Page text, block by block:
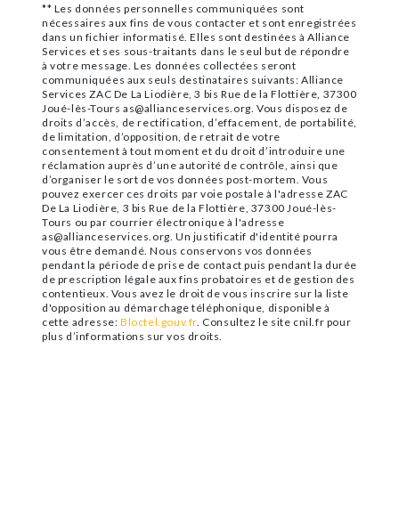
** Les données personnelles communiquées sont
nécessaires aux fins de vous contacter et sont enregistrées
dans un fichier informatisé. Elles sont destinées à Alliance
Services et ses sous-traitants dans le seul but de répondre
à votre message. Les données collectées seront
communiquées aux seuls destinataires suivants: Alliance
Services ZAC De La Liodière, 3 bis Rue de la Flottière, 37300
Joué-lès-Tours as@allianceservices.org. Vous disposez de
droits d’accès, de rectification, d’effacement, de portabilité,
de limitation, d’opposition, de retrait de votre
consentement à tout moment et du droit d’introduire une
réclamation auprès d’une autorité de contrôle, ainsi que
d’organiser le sort de vos données post-mortem. Vous
pouvez exercer ces droits par voie postale à l'adresse ZAC
De La Liodière, 3 bis Rue de la Flottière, 37300 Joué-lès-
Tours ou par courrier électronique à l'adresse
as@allianceservices.org. Un justificatif d'identité pourra
vous être demandé. Nous conservons vos données
pendant la période de prise de contact puis pendant la durée
de prescription légale aux fins probatoires et de gestion des
contentieux. Vous avez le droit de vous inscrire sur la liste
d'opposition au démarchage téléphonique, disponible à
cette adresse: Bloctel.gouv.fr . Consultez le site cnil.fr pour
plus d’informations sur vos droits.